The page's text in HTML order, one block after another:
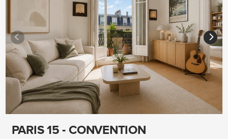
PARIS 15 - CONVENTION